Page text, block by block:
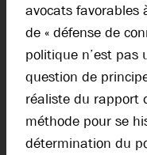
avocats favorables
de « défense de
politique n’est pas
question de
réaliste du rapport
méthode pour se
détermination du